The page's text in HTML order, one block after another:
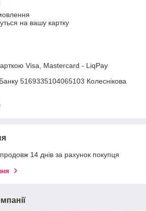
на вашу картку
Visa, Mastercard - LiqPay
5169335104065103 Колеснікова
14 днів за рахунок покупця